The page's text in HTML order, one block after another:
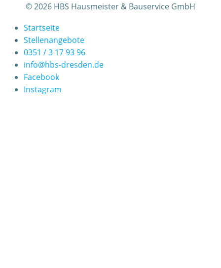
© 2026 HBS Hausmeister & Bauservice GmbH
Startseite
Stellenangebote
0351 / 3 17 93 96
info@hbs-dresden.de
Facebook
Instagram